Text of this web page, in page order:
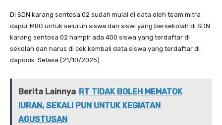
Di SDN karang sentosa 02 sudah mulai di data oleh team mitra
dapur MBG untuk seluruh siswa dan siswi yang bersekolah di SDN
karang sentosa 02 hampir ada 400 siswa yang terdaftar di
sekolah dan harus di cek kembali data siswa yang terdaftar di
dapodik. Selasa (21/10/2025) .
Berita Lainnya RT TIDAK BOLEH MEMATOK
IURAN, SEKALI PUN UNTUK KEGIATAN
AGUSTUSAN